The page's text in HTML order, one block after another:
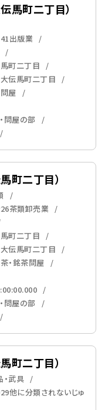
馬町二丁目）
出版業
町二丁目
伝馬町二丁目
屋
問屋の部
町二丁目）
茶類卸売業
町二丁目
伝馬町二丁目
・銘茶問屋
問屋の部
町二丁目）
武具
他に分類されないじゅ